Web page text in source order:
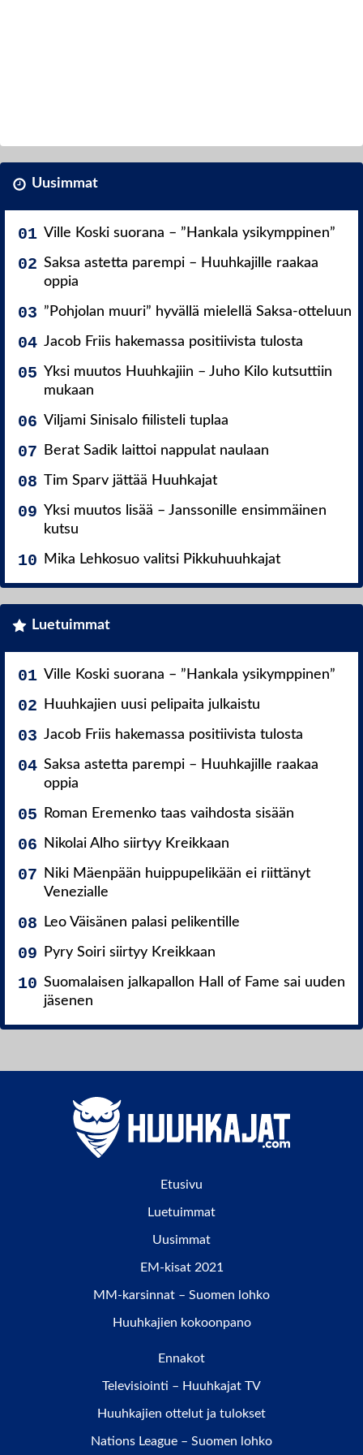
Uusimmat
Ville Koski suorana – ”Hankala ysikymppinen”
Saksa astetta parempi – Huuhkajille raakaa
oppia
”Pohjolan muuri” hyvällä mielellä Saksa-otteluun
Jacob Friis hakemassa positiivista tulosta
Yksi muutos Huuhkajiin – Juho Kilo kutsuttiin
mukaan
Viljami Sinisalo fiilisteli tuplaa
Berat Sadik laittoi nappulat naulaan
Tim Sparv jättää Huuhkajat
Yksi muutos lisää – Janssonille ensimmäinen
kutsu
Mika Lehkosuo valitsi Pikkuhuuhkajat
Luetuimmat
Ville Koski suorana – ”Hankala ysikymppinen”
Huuhkajien uusi pelipaita julkaistu
Jacob Friis hakemassa positiivista tulosta
Saksa astetta parempi – Huuhkajille raakaa
oppia
Roman Eremenko taas vaihdosta sisään
Nikolai Alho siirtyy Kreikkaan
Niki Mäenpään huippupelikään ei riittänyt
Venezialle
Leo Väisänen palasi pelikentille
Pyry Soiri siirtyy Kreikkaan
Suomalaisen jalkapallon Hall of Fame sai uuden
jäsenen
Etusivu
Luetuimmat
Uusimmat
EM-kisat 2021
MM-karsinnat – Suomen lohko
Huuhkajien kokoonpano
Ennakot
Televisiointi – Huuhkajat TV
Huuhkajien ottelut ja tulokset
Nations League – Suomen lohko